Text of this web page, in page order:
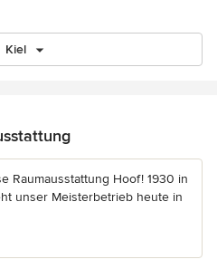
Kiel
Raumausstattung Hoof! 1930 in
unser Meisterbetrieb heute in